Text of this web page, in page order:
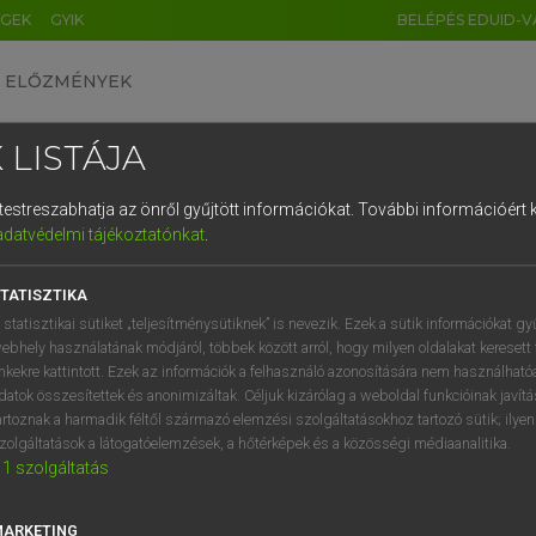
GYIK BELÉPÉS EDUID-
ELŐZMÉNYEK
egyetemes nagyszótár
VAN ELŐFIZETÉSED?
megtekintéséhez.
LISTÁJA
az önről gyűjtött információkat. További információért
tájékoztatónkat.
statisztikai sütiket „teljesítménysütiknek” is nevezik. Ezek a sütik információkat
használatának módjáról, többek között arról, hogy milyen oldalakat keresett
kattintott. Ezek az információk a felhasználó azonosítására nem
összesítettek és anonimizáltak. Céljuk kizárólag a weboldal funkcióinak
a harmadik féltől származó elemzési szolgáltatásokhoz tartozó sütik;
a látogatóelemzések, a hőtérképek és a közösségi médiaanalitika.
1 szolgáltatás
DE CN FR ES IT NL
1 2 3 4 5 6 7 8 9
q w e r t z u i
a s d f g h j k l é
í y x c v b n m , .